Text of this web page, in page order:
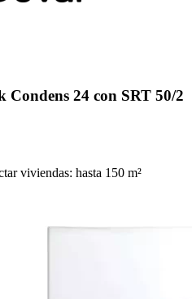
Condens 24 con SRT 50/2
viviendas: hasta 150 m²